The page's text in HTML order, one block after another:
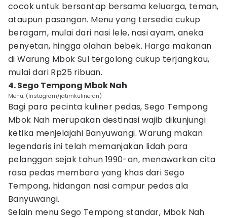
cocok untuk bersantap bersama keluarga, teman,
ataupun pasangan. Menu yang tersedia cukup
beragam, mulai dari nasi lele, nasi ayam, aneka
penyetan, hingga olahan bebek. Harga makanan
di Warung Mbok Sul tergolong cukup terjangkau,
mulai dari Rp25 ribuan.
4. Sego Tempong Mbok Nah
Menu. (Instagram/jatimkulineran)
Bagi para pecinta kuliner pedas, Sego Tempong
Mbok Nah merupakan destinasi wajib dikunjungi
ketika menjelajahi Banyuwangi. Warung makan
legendaris ini telah memanjakan lidah para
pelanggan sejak tahun 1990-an, menawarkan cita
rasa pedas membara yang khas dari Sego
Tempong, hidangan nasi campur pedas ala
Banyuwangi.
Selain menu Sego Tempong standar, Mbok Nah